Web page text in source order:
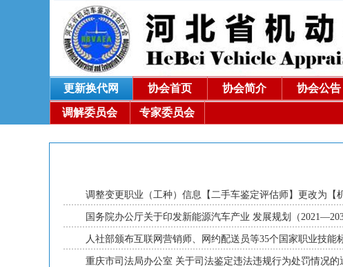
更新换代网 协会首页 协会简介 协会公告
调解委员会 专家委员会
调整变更职业（工种）信息【二手车鉴定评估师】更改为【
国务院办公厅关于印发新能源汽车产业 发展规划（
人社部颁布互联网营销师、网约配送员等35个国家职业技能
重庆市司法局办公室 关于司法鉴定违法违规行为处罚情况的